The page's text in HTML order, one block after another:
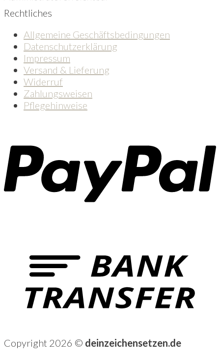
Rechtliches
Allgemeine Geschäftsbedingungen
Datenschutzerklärung
Impressum
Versand & Lieferung
Widerruf
Zahlungsweisen
Pflegehinweise
Copyright 2026 © deinzeichensetzen.de